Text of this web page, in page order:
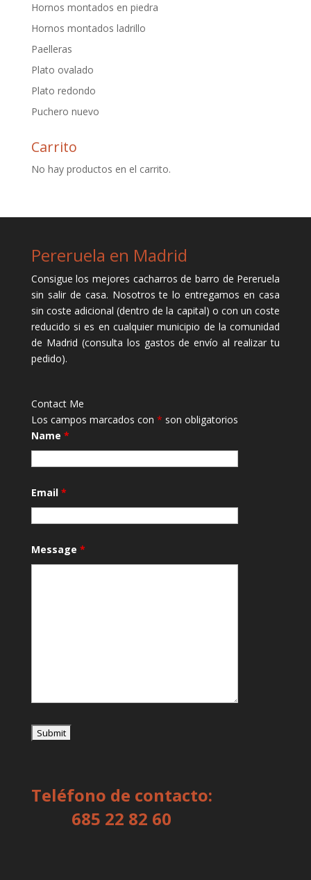
Hornos montados en piedra
Hornos montados ladrillo
Paelleras
Plato ovalado
Plato redondo
Puchero nuevo
Carrito
No hay productos en el carrito.
Pereruela en Madrid
Consigue los mejores cacharros de barro de Pereruela
sin salir de casa. Nosotros te lo entregamos en casa
sin coste adicional (dentro de la capital) o con un coste
reducido si es en cualquier municipio de la comunidad
de Madrid (consulta los gastos de envío al realizar tu
pedido).
Contact Me
Los campos marcados con * son obligatorios
Name *
Email *
Message *
Teléfono de contacto:
685 22 82 60